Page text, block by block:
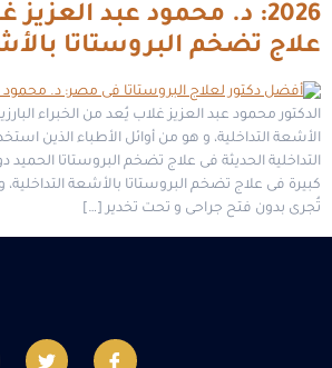
2026: د. محمود عبد
علاج تضخم البروستاتا
الدكتور محمود عبد العزيز غلاب يُعد من الخبراء
الأشعة التداخلية، و هو من أوائل الأطباء الذين
التداخلية الحديثة فى علاج تضخم البروستاتا
كبيرة فى علاج تضخم البروستاتا بالأشعة
تُجرى بدون فتح جراحى و تحت تخدير […]